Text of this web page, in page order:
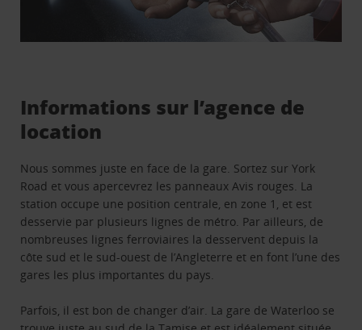
Informations sur l’agence de
location
Nous sommes juste en face de la gare. Sortez sur York
Road et vous apercevrez les panneaux Avis rouges. La
station occupe une position centrale, en zone 1, et est
desservie par plusieurs lignes de métro. Par ailleurs, de
nombreuses lignes ferroviaires la desservent depuis la
côte sud et le sud-ouest de l’Angleterre et en font l’une des
gares les plus importantes du pays.
Parfois, il est bon de changer d’air. La gare de Waterloo se